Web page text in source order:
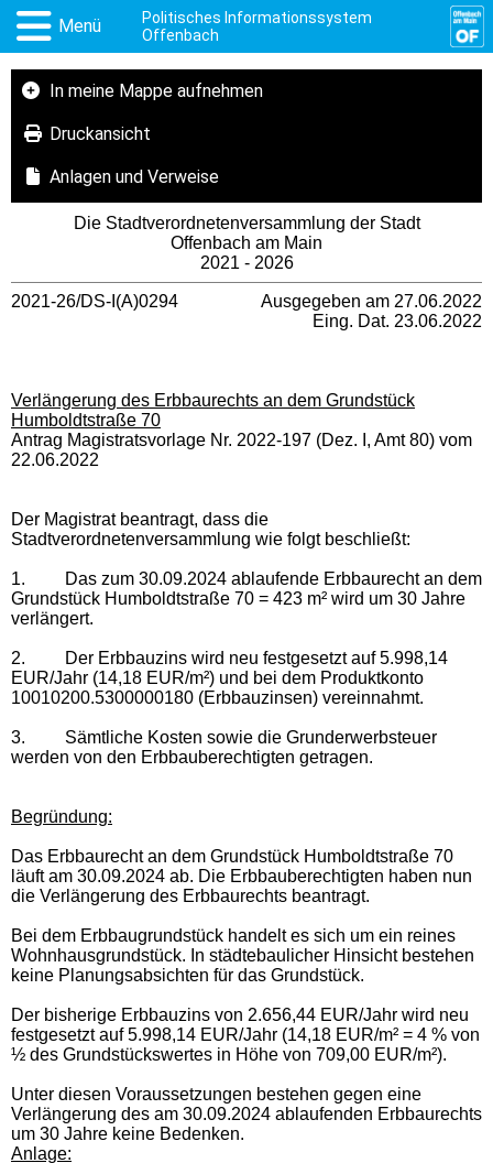
Menü
Politisches Informationssystem
Offenbach
In meine Mappe aufnehmen
Druckansicht
Anlagen und Verweise
Die Stadtverordnetenversammlung der Stadt
Offenbach am Main
2021 - 2026
2021-26/DS-I(A)0294
Ausgegeben am 27.06.2022
Eing. Dat. 23.06.2022
Verlängerung des Erbbaurechts an dem Grundstück
Humboldtstraße 70
Antrag Magistratsvorlage Nr. 2022-197 (Dez. I, Amt 80) vom
22.06.2022
Der Magistrat beantragt, dass die
Stadtverordnetenversammlung wie folgt beschließt:
1.
Das zum 30.09.2024 ablaufende Erbbaurecht an dem
Grundstück Humboldtstraße 70 = 423 m² wird um 30 Jahre
verlängert.
2.
Der Erbbauzins wird neu festgesetzt auf 5.998,14
EUR/Jahr (14,18 EUR/m²) und bei dem Produktkonto
10010200.5300000180 (Erbbauzinsen) vereinnahmt.
3.
Sämtliche Kosten sowie die Grunderwerbsteuer
werden von den Erbbauberechtigten getragen.
Begründung:
Das Erbbaurecht an dem Grundstück Humboldtstraße 70
läuft am 30.09.2024 ab. Die Erbbauberechtigten haben nun
die Verlängerung des Erbbaurechts beantragt.
Bei dem Erbbaugrundstück handelt es sich um ein reines
Wohnhausgrundstück. In städtebaulicher Hinsicht bestehen
keine Planungsabsichten für das Grundstück.
Der bisherige Erbbauzins von 2.656,44 EUR/Jahr wird neu
festgesetzt auf 5.998,14 EUR/Jahr (14,18 EUR/m² = 4 % von
½ des Grundstückswertes in Höhe von 709,00 EUR/m²).
Unter diesen Voraussetzungen bestehen gegen eine
Verlängerung des am 30.09.2024 ablaufenden Erbbaurechts
um 30 Jahre keine Bedenken.
Anlage: